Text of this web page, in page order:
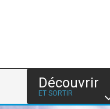
Découvrir
ET SORTIR